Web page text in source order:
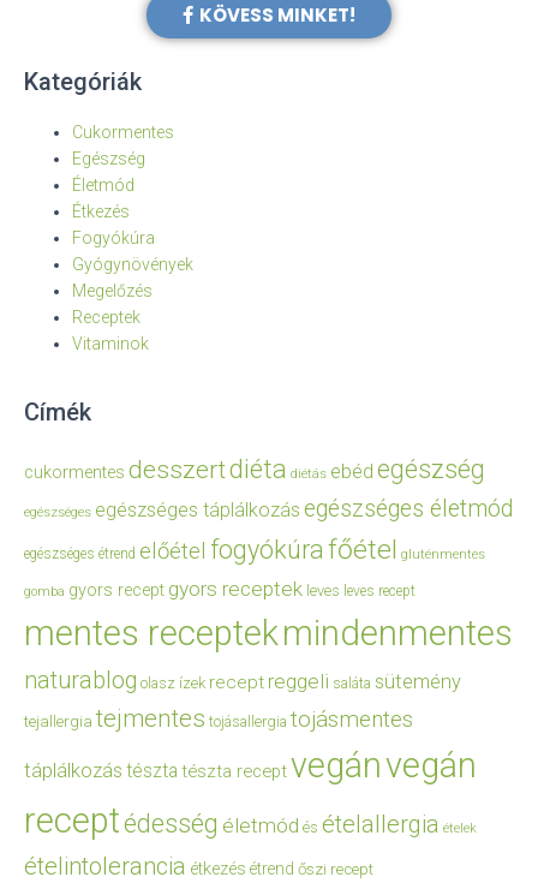
KÖVESS MINKET!
Kategóriák
Cukormentes
Egészség
Életmód
Étkezés
Fogyókúra
Gyógynövények
Megelőzés
Receptek
Vitaminok
Címék
cukormentes desszertdiéta diétás ebéd egészség
egészséges egészséges táplálkozás egészséges életmód
egészséges étrend előétel fogyókúrafőétel gluténmentes
gomba gyors recept gyors receptek leves leves recept
mentes receptekmindenmentes
naturablog olasz ízek recept reggeli saláta sütemény
tejallergia tejmentes tojásallergia tojásmentes
táplálkozás tészta tészta receptvegánvegán
receptédesség életmód és ételallergia ételek
ételintolerancia étkezés étrend őszi recept